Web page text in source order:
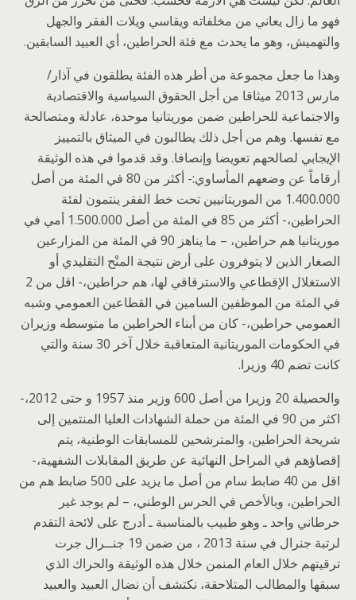
فهو ما زال يعاني من مخلفاته ويقاسي ويلات الفقر والجهل
والتهميش، وهو ما يحدث مع فئة الحراطين، أي العبيد السابقين.
وهذا ما جعل مجموعة من أطر هذه الفئة يطلقون في آذار/
مارس 2013 ميثاقا من أجل الحقوق السياسية والاقتصادية
والاجتماعية للحراطين ضمن موريتانيا موحدة، عادلة ومتصالحة
مع نفسها. وهم من أجل ذلك يطالبون في الميثاق بالتمييز
الإيجابي لصالحهم تعويضا وإنصافا. وقد قدموا في هذه الوثيقة
أرقاماً عن وضعهم المأساوي:- أكثر من 80 في المئة من أصل
1.400.000 من الموريتانيين تحت خط الفقر ينتمون لفئة
الحراطين،- أكثر من 85 في المئة من أصل 1.500.000 أمي في
موريتانيا هم حراطين، – ما يناهز 90 في المئة من المزارعين
الصغار الذين لا يتوفرون على أرض نتيجة المنْح التقليدي أو
الاستغلال الإقطاعي والاسترقاقي لها، هم حراطين،- اقل من 2
في المئة من الموظفين السامين في القطاعين العمومي وشبه
العمومي حراطين،- كان من أبناء الحراطين ما متوسطه وزيران
في الحكومات الموريتانية المتعاقبة خلال آخر 30 سنة والتي
كانت تضم 40 وزيرا.
والحصيلة 20 وزيرا من أصل 600 وزير منذ 1957 و حتى 2012،-
اكثر من 90 في المئة من حملة الشهادات العليا المنتمين إلى
شريحة الحراطين، والمترشحين للمسابقات الوطنية، يتم
إقصاؤهم في المراحل النهائية عن طريق المقابلات الشفهية،-
اقل من 40 ضابط سام من أصل ما يزيد على 500 ضابط هم من
الحراطين، وبالأخص في الحرس الوطني، – لم يوجد غير
حرطاني واحد ـ وهو طبيب بالمناسبة ـ أدرج على لائحة التقدم
لرتبة جنرال في سنة 2013 ، من ضمن 19 جنــرال جرت
ترقيتهم خلال العام المنمن خلال هذه الوثيقة والحراك الذي
سبقها والمطالب المتلاحقة، نكتشف أن نضال العبيد والعبيد